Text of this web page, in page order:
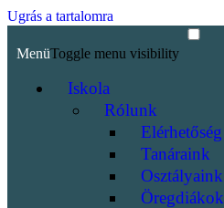
Ugrás a tartalomra
MenüToggle menu visibility
Iskola
Rólunk
Elérhetőség
Tanáraink
Osztályaink
Öregdiákok